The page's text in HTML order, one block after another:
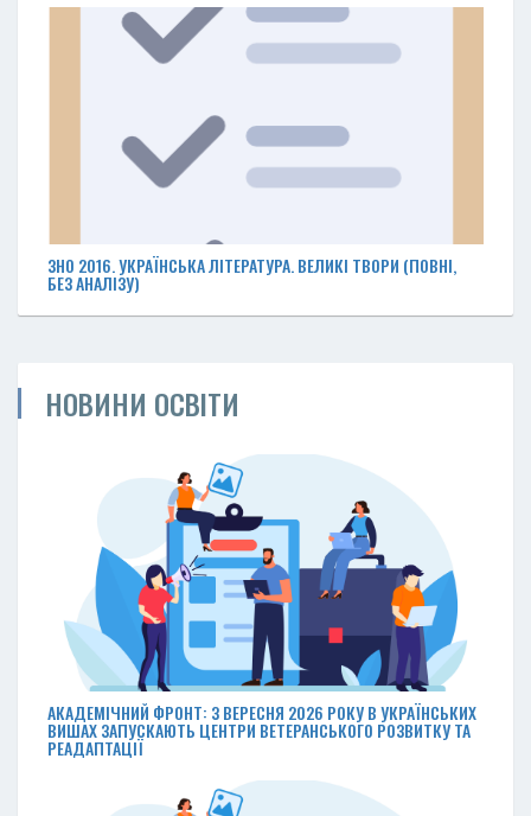
ЗНО 2016. УКРАЇНСЬКА ЛІТЕРАТУРА. ВЕЛИКІ ТВОРИ (ПОВНІ,
БЕЗ АНАЛІЗУ)
НОВИНИ ОСВІТИ
АКАДЕМІЧНИЙ ФРОНТ: З ВЕРЕСНЯ 2026 РОКУ В УКРАЇНСЬКИХ
ВИШАХ ЗАПУСКАЮТЬ ЦЕНТРИ ВЕТЕРАНСЬКОГО РОЗВИТКУ ТА
РЕАДАПТАЦІЇ